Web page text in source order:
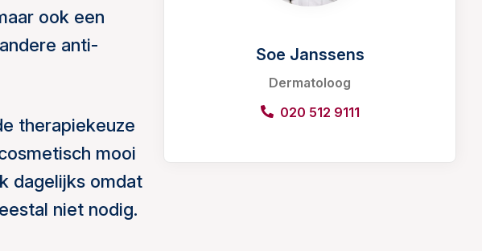
ook een
anti-
therapiekeuze
mooi
dagelijks omdat
niet nodig.
Soe Janssens
Dermatoloog
020 512 9111